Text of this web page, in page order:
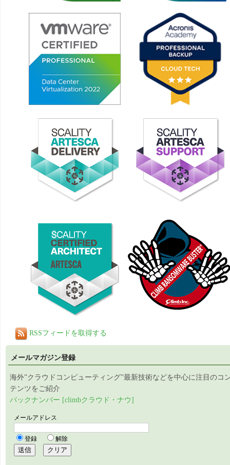
RSSフィードを取得する
メールマガジン登録
海外”クラウドコンピューティング”最新技術などを中心に注目のコ
テンツをご紹介
バックナンバー [climbクラウド・ナウ]